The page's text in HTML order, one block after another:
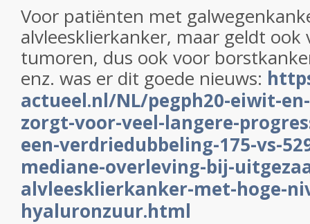
Voor patiënten met
alvleesklierkanker, maar geldt ook
tumoren, dus ook voor
enz. was er dit goede nieuws:
actueel.nl/NL/pegph20-eiwit-
zorgt-voor-veel-langere-
een-verdriedubbeling-175-vs-
mediane-overleving-bij-
alvleesklierkanker-met-hoge-
hyaluronzuur.html